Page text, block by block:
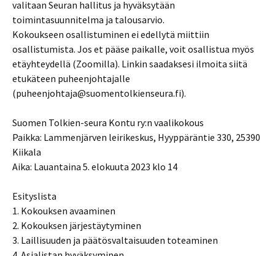
valitaan Seuran hallitus ja hyväksytään
toimintasuunnitelma ja talousarvio.
Kokoukseen osallistuminen ei edellytä miittiin
osallistumista. Jos et pääse paikalle, voit osallistua myös
etäyhteydellä (Zoomilla). Linkin saadaksesi ilmoita siitä
etukäteen puheenjohtajalle
(puheenjohtaja@suomentolkienseura.fi).
Suomen Tolkien-seura Kontu ry:n vaalikokous
Paikka: Lammenjärven leirikeskus, Hyyppäräntie 330, 25390
Kiikala
Aika: Lauantaina 5. elokuuta 2023 klo 14
Esityslista
1. Kokouksen avaaminen
2. Kokouksen järjestäytyminen
3. Laillisuuden ja päätösvaltaisuuden toteaminen